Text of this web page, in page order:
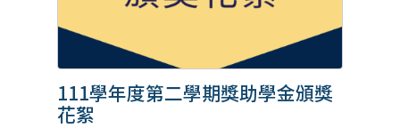
111學年度第二學期獎助學金頒獎
花絮